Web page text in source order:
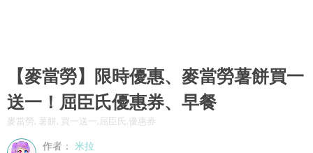
【麥當勞】限時優惠、麥當勞薯餅買一
送一！屈臣氏優惠券、早餐
麥當勞, 薯餅, 買一送一,屈臣氏,優惠券
作者：米拉